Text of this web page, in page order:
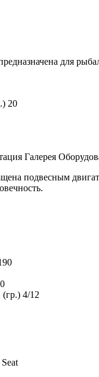
для
20
Галерея
подвесным
4/12